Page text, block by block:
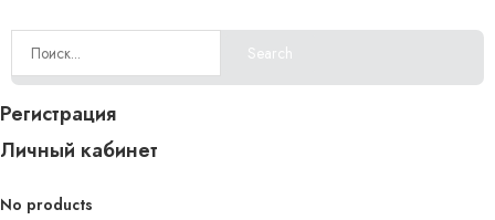
Search
Регистрация
Личный кабинет
No products